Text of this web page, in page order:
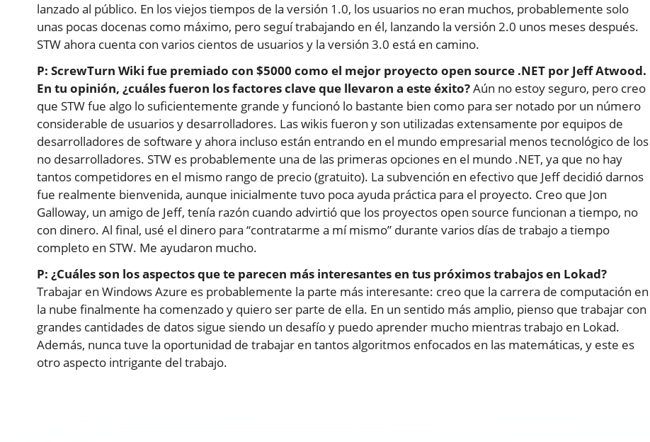
lanzado al público. En los viejos tiempos de la versión 1.0, los usuarios no eran muchos, probablemente solo
unas pocas docenas como máximo, pero seguí trabajando en él, lanzando la versión 2.0 unos meses después.
STW ahora cuenta con varios cientos de usuarios y la versión 3.0 está en camino.
P: ScrewTurn Wiki fue premiado con $5000 como el mejor proyecto open source .NET por Jeff Atwood.
En tu opinión, ¿cuáles fueron los factores clave que llevaron a este éxito?Aún no estoy seguro, pero creo
que STW fue algo lo suficientemente grande y funcionó lo bastante bien como para ser notado por un número
considerable de usuarios y desarrolladores. Las wikis fueron y son utilizadas extensamente por equipos de
desarrolladores de software y ahora incluso están entrando en el mundo empresarial menos tecnológico de los
no desarrolladores. STW es probablemente una de las primeras opciones en el mundo .NET, ya que no hay
tantos competidores en el mismo rango de precio (gratuito). La subvención en efectivo que Jeff decidió darnos
fue realmente bienvenida, aunque inicialmente tuvo poca ayuda práctica para el proyecto. Creo que Jon
Galloway, un amigo de Jeff, tenía razón cuando advirtió que los proyectos open source funcionan a tiempo, no
con dinero. Al final, usé el dinero para “contratarme a mí mismo” durante varios días de trabajo a tiempo
completo en STW. Me ayudaron mucho.
P: ¿Cuáles son los aspectos que te parecen más interesantes en tus próximos trabajos en Lokad?
Trabajar en Windows Azure es probablemente la parte más interesante: creo que la carrera de computación en
la nube finalmente ha comenzado y quiero ser parte de ella. En un sentido más amplio, pienso que trabajar con
grandes cantidades de datos sigue siendo un desafío y puedo aprender mucho mientras trabajo en Lokad.
Además, nunca tuve la oportunidad de trabajar en tantos algoritmos enfocados en las matemáticas, y este es
otro aspecto intrigante del trabajo.